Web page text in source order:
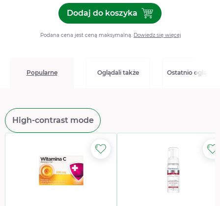
Dodaj do koszykaDodaj do koszyka
Podana cena jest ceną maksymalną. Dowiedz się więcej
Popularne Oglądali także Ostatnio
High-contrast mode